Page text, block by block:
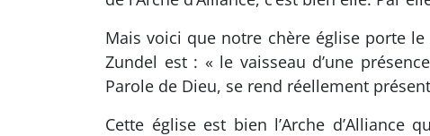
Mais voici que notre chère église porte
Zundel est : « le vaisseau d’une
Parole de Dieu, se rend réellement
Cette église est bien l’Arche